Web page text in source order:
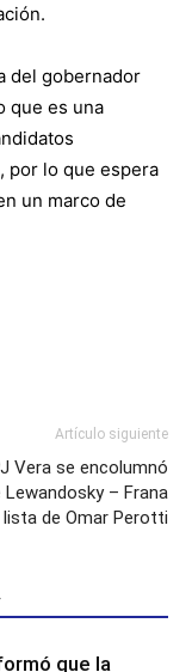
del gobernador
que es una
por lo que espera
un marco de
Artículo siguiente
Vera se encolumnó
– Frana
lista de Omar Perotti
que la